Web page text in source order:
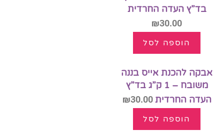
בד”ץ העדה החרדית
₪30.00
הוספה לסל
אבקה להכנת אייס בננה
משובח – 1 ק”ג בד”ץ
העדה החרדית
₪30.00
הוספה לסל